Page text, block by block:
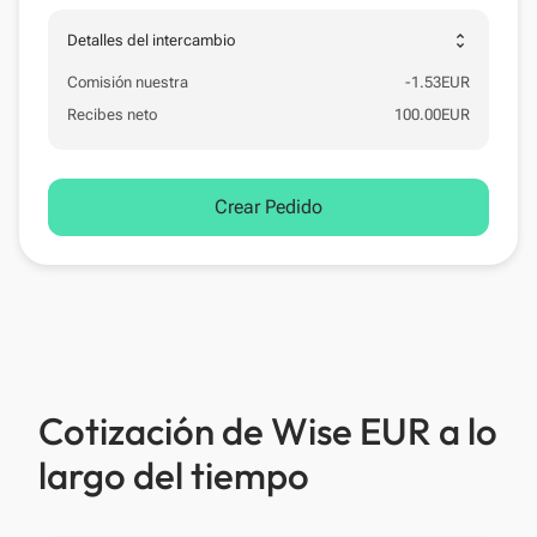
Detalles del intercambio unfold_more
Comisión nuestra -1.53EUR
Recibes neto
100.00EUR
Crear Pedido
Cotización de Wise EUR a lo
largo del tiempo